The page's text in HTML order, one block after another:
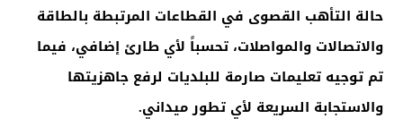
حالة التأهب القصوى في القطاعات المرتبطة بالطاقة
والاتصالات والمواصلات، تحسباً لأي طارئ إضافي، فيما
تم توجيه تعليمات صارمة للبلديات لرفع جاهزيتها
والاستجابة السريعة لأي تطور ميداني.